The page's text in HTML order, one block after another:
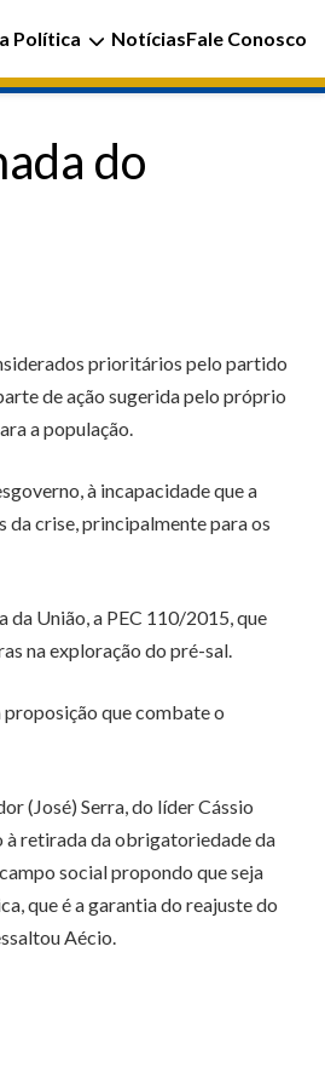
Política NotíciasFale Conosco
do
prioritários pelo partido
de ação sugerida pelo próprio
a população.
à incapacidade que a
da crise, principalmente para os
União, a PEC 110/2015, que
na exploração do pré-sal.
que combate o
(José) Serra, do líder Cássio
à retirada da obrigatoriedade da
social propondo que seja
que é a garantia do reajuste do
Aécio.